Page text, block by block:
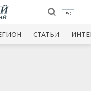
РУС
СТАТЬИ